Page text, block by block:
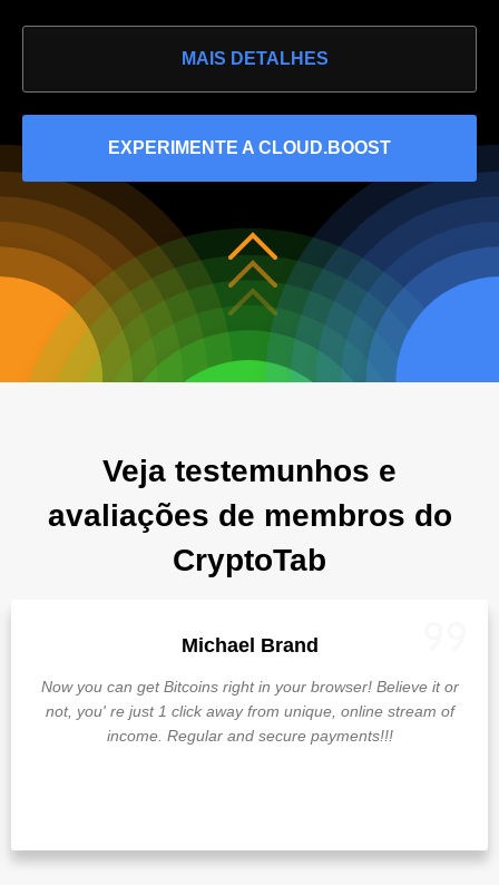
MAIS DETALHES
EXPERIMENTE A CLOUD.BOOST
Veja testemunhos e
avaliações de membros do
CryptoTab
Michael Brand
Now you can get Bitcoins right in your browser! Believe it or
not, you' re just 1 click away from unique, online stream of
income. Regular and secure payments!!!